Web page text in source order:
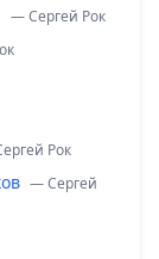
— Сергей Рок
Рок
— Сергей